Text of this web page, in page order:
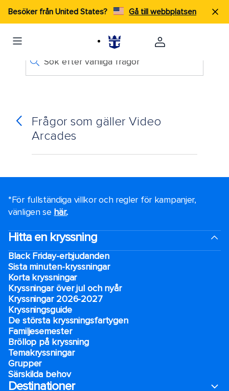
Besöker från United States? Gå till webbplatsen
Sök efter vanliga frågor
Frågor som gäller Video
Arcades
*För fullständiga villkor och regler för kampanjer,
vänligen se här..
Hitta en kryssning
Black Friday-erbjudanden
Sista minuten-kryssningar
Korta kryssningar
Kryssningar över jul och nyår
Kryssningar 2026-2027
Kryssningsguide
De största kryssningsfartygen
Familjesemester
Bröllop på kryssning
Temakryssningar
Grupper
Särskilda behov
Destinationer